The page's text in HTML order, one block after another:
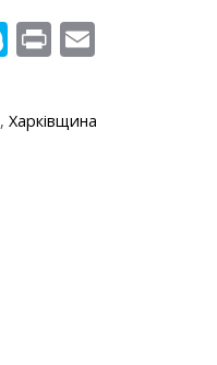
S
y
p
Pr
t ai
, Харківщина